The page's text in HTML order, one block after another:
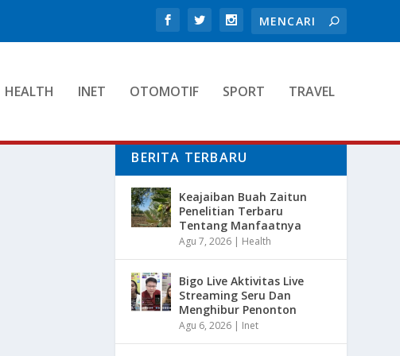
HEALTH INET OTOMOTIF SPORT TRAVEL
BERITA TERBARU
Keajaiban Buah Zaitun
Penelitian Terbaru
Tentang Manfaatnya
Agu 7, 2026 | Health
Bigo Live Aktivitas Live
Streaming Seru Dan
Menghibur Penonton
Agu 6, 2026 | Inet